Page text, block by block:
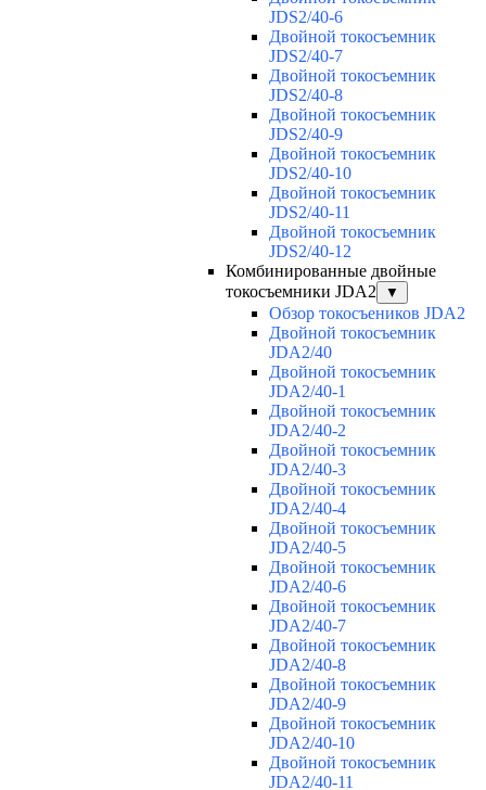
JDS2/40-6
Двойной токосъемник
JDS2/40-7
Двойной токосъемник
JDS2/40-8
Двойной токосъемник
JDS2/40-9
Двойной токосъемник
JDS2/40-10
Двойной токосъемник
JDS2/40-11
Двойной токосъемник
JDS2/40-12
Комбинированные двойные
токосъемники JDA2
▼
Обзор токосъеников JDA2
Двойной токосъемник
JDA2/40
Двойной токосъемник
JDA2/40-1
Двойной токосъемник
JDA2/40-2
Двойной токосъемник
JDA2/40-3
Двойной токосъемник
JDA2/40-4
Двойной токосъемник
JDA2/40-5
Двойной токосъемник
JDA2/40-6
Двойной токосъемник
JDA2/40-7
Двойной токосъемник
JDA2/40-8
Двойной токосъемник
JDA2/40-9
Двойной токосъемник
JDA2/40-10
Двойной токосъемник
JDA2/40-11